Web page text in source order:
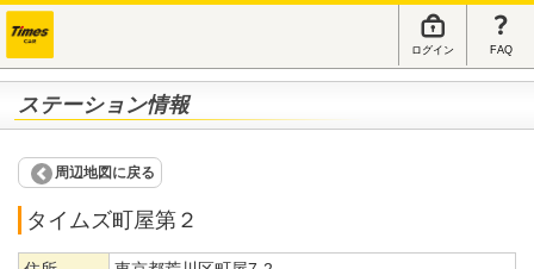
ログイン FAQ
ステーション情報
周辺地図に戻る
タイムズ町屋第２